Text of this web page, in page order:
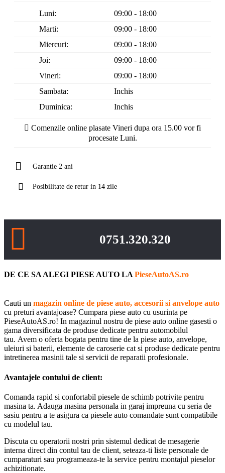
Luni:
09:00 - 18:00
Marti:
09:00 - 18:00
Miercuri:
09:00 - 18:00
Joi:
09:00 - 18:00
Vineri:
09:00 - 18:00
Sambata:
Inchis
Duminica:
Inchis
Comenzile online plasate Vineri dupa ora 15.00 vor fi
procesate Luni.
Garantie 2 ani
Posibilitate de retur in 14 zile
0751.320.320
DE CE SA ALEGI PIESE AUTO LA PieseAutoAS.ro
Cauti un magazin online de piese auto, accesorii si anvelope auto
cu preturi avantajoase? Cumpara piese auto cu usurinta pe
PieseAutoAS.ro! In magazinul nostru de piese auto online gasesti o
gama diversificata de produse dedicate pentru automobilul
tau. Avem o oferta bogata pentru tine de la piese auto, anvelope,
uleiuri si baterii, elemente de caroserie cat si produse dedicate pentru
intretinerea masinii tale si servicii de reparatii profesionale.
Avantajele contului de client:
Comanda rapid si confortabil piesele de schimb potrivite pentru
masina ta. Adauga masina personala in garaj impreuna cu seria de
sasiu pentru a te asigura ca piesele auto comandate sunt compatibile
cu modelul tau.
Discuta cu operatorii nostri prin sistemul dedicat de mesagerie
interna direct din contul tau de client, seteaza-ti liste personale de
cumparaturi sau programeaza-te la service pentru montajul pieselor
achizitionate.